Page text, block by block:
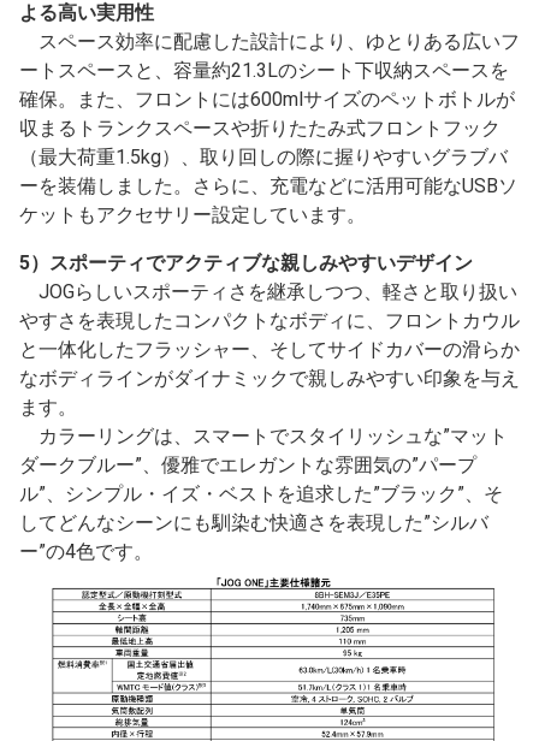
よる高い実用性
スペース効率に配慮した設計により、ゆとりある広いフ
ートスペースと、容量約21.3Lのシート下収納スペースを
確保。また、フロントには600mlサイズのペットボトルが
収まるトランクスペースや折りたたみ式フロントフック
（最大荷重1.5kg）、取り回しの際に握りやすいグラブバ
ーを装備しました。さらに、充電などに活用可能なUSBソ
ケットもアクセサリー設定しています。
5）スポーティでアクティブな親しみやすいデザイン
JOGらしいスポーティさを継承しつつ、軽さと取り扱い
やすさを表現したコンパクトなボディに、フロントカウル
と一体化したフラッシャー、そしてサイドカバーの滑らか
なボディラインがダイナミックで親しみやすい印象を与え
ます。
カラーリングは、スマートでスタイリッシュな”マット
ダークブルー”、優雅でエレガントな雰囲気の”パープ
ル”、シンプル・イズ・ベストを追求した”ブラック”、そ
してどんなシーンにも馴染む快適さを表現した”シルバ
ー”の4色です。